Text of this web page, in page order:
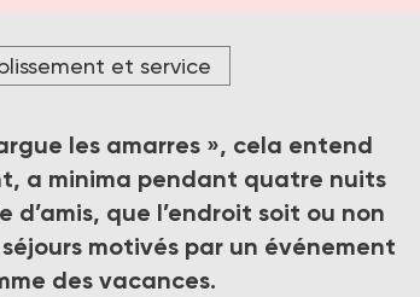
un besoin, pour une envie, pour un repos bien
être parfois oppressant, ces vacances doivent
et service
les amarres », cela entend
a minima pendant quatre nuits
que l’endroit soit ou non
motivés par un événement
des vacances.